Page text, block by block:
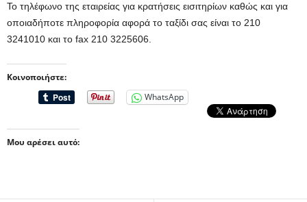
Το τηλέφωνο της εταιρείας για κρατήσεις εισιτηρίων καθώς και για
οποιαδήποτε πληροφορία αφορά το ταξίδι σας είναι το 210
3241010 και το fax 210 3225606.
Κοινοποιήστε:
WhatsApp
Μου αρέσει αυτό: